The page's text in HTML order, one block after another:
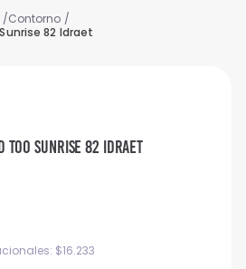
Contorno
82 Idraet
Too Sunrise 82 Idraet
$16.233